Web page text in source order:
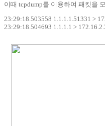
이때 tcpdump를 이용하여 패킷을
23:29:18.503558 1.1.1.1.51331 >
23:29:18.504693 1.1.1.1 >